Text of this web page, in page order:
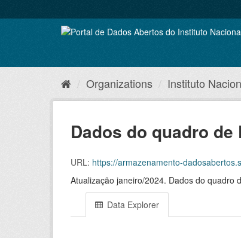
to
Organizations Instituto
Dados do quadro
URL: https://armazenamento-dadosabertos.s3.sa-east-
Atualização janeiro/2024. Dados do quadro
Data Explorer